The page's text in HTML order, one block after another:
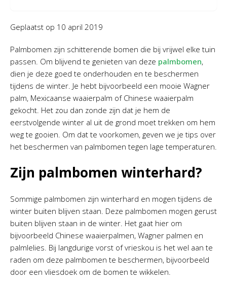
Geplaatst op 10 april 2019
Palmbomen zijn schitterende bomen die bij vrijwel elke tuin
passen. Om blijvend te genieten van deze palmbomen,
dien je deze goed te onderhouden en te beschermen
tijdens de winter. Je hebt bijvoorbeeld een mooie Wagner
palm, Mexicaanse waaierpalm of Chinese waaierpalm
gekocht. Het zou dan zonde zijn dat je hem de
eerstvolgende winter al uit de grond moet trekken om hem
weg te gooien. Om dat te voorkomen, geven we je tips over
het beschermen van palmbomen tegen lage temperaturen.
Zijn palmbomen winterhard?
Sommige palmbomen zijn winterhard en mogen tijdens de
winter buiten blijven staan. Deze palmbomen mogen gerust
buiten blijven staan in de winter. Het gaat hier om
bijvoorbeeld Chinese waaierpalmen, Wagner palmen en
palmlelies. Bij langdurige vorst of vrieskou is het wel aan te
raden om deze palmbomen te beschermen, bijvoorbeeld
door een vliesdoek om de bomen te wikkelen.